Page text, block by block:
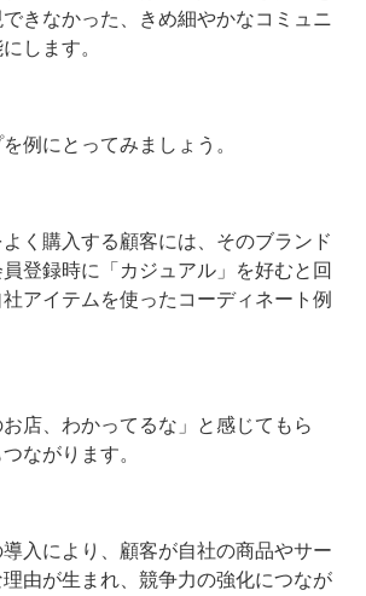
きなかった、きめ細やかなコミュニ
します。
例にとってみましょう。
く購入する顧客には、そのブランド
登録時に「カジュアル」を好むと回
アイテムを使ったコーディネート例
店、わかってるな」と感じてもら
ながります。
入により、顧客が自社の商品やサー
由が生まれ、競争力の強化につなが